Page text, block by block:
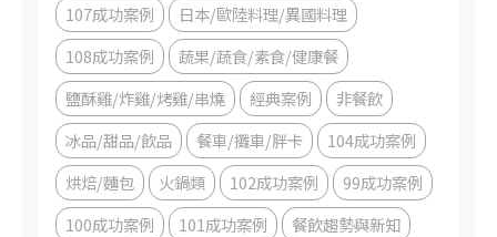
107成功案例
日本/歐陸料理/異國料理
108成功案例
蔬果/蔬食/素食/健康餐
鹽酥雞/炸雞/烤雞/串燒
經典案例
非餐飲
冰品/甜品/飲品
餐車/攤車/胖卡
104成功案例
烘焙/麵包
火鍋類 102成功案例
99成功案例
100成功案例
101成功案例
餐飲趨勢與新知